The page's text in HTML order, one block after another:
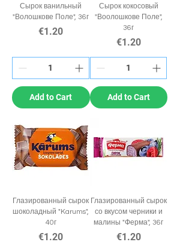
Сырок ванильный
"Волошкове Поле", 36г
Price
€1.20
Add to Cart
Сырок кокосовый
"Воолошкове Поле",
36г
Price
€1.20
Add to Cart
Глазированный сырок
шоколадный "Karums",
40г
Price
€1.20
Глазированный сырок
со вкусом черники и
малины "Ферма", 36г
Price
€1.20